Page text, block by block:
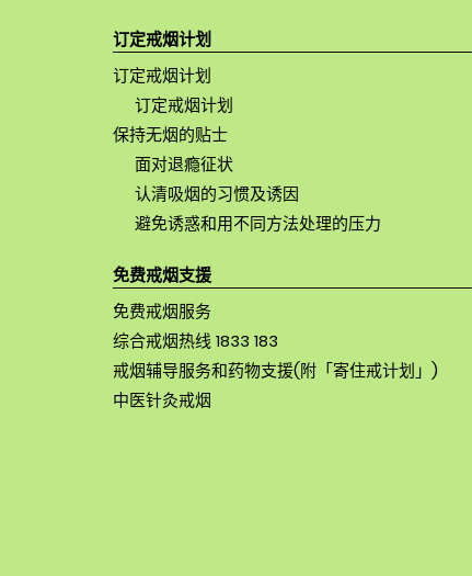
订定戒烟计划
订定戒烟计划
订定戒烟计划
保持无烟的贴士
面对退瘾征状
认清吸烟的习惯及诱因
避免诱惑和用不同方法处理的压力
免费戒烟支援
免费戒烟服务
综合戒烟热线 1833 183
戒烟辅导服务和药物支援(附「寄住戒计划」)
中医针灸戒烟